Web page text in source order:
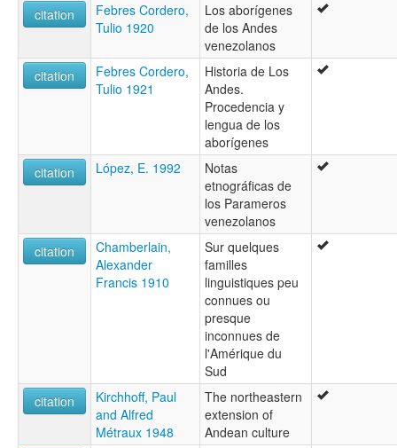
citation
Febres Cordero,
Tulio 1920
Los aborígenes
de los Andes
venezolanos
citation
Febres Cordero,
Tulio 1921
Historia de Los
Andes.
Procedencia y
lengua de los
aborígenes
citation
López, E. 1992
Notas
etnográficas de
los Parameros
venezolanos
citation
Chamberlain,
Alexander
Francis 1910
Sur quelques
familles
linguistiques peu
connues ou
presque
inconnues de
l'Amérique du
Sud
citation
Kirchhoff, Paul
and Alfred
Métraux 1948
The northeastern
extension of
Andean culture